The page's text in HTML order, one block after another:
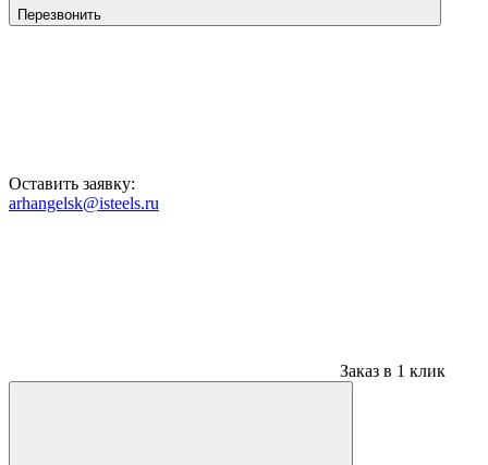
Перезвонить
Оставить заявку:
arhangelsk@isteels.ru
Заказ в 1 клик